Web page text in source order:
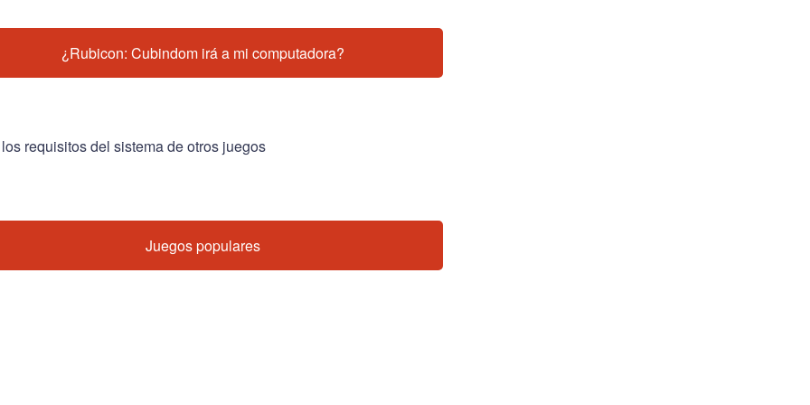
¿Rubicon: Cubindom irá a mi computadora?
requisitos del sistema de otros juegos
Juegos populares